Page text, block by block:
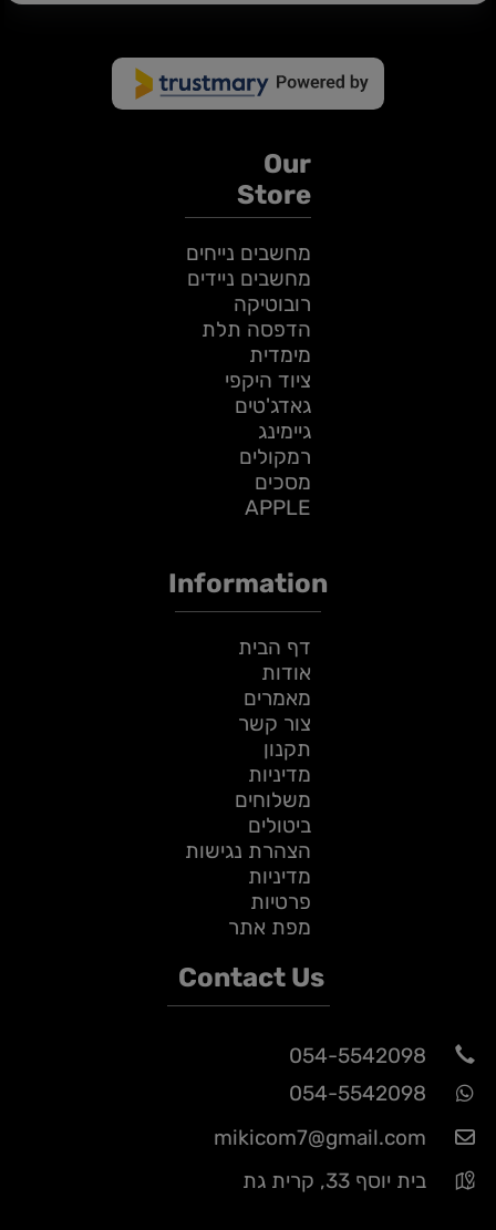
Our
Store
מחשבים נייחים
מחשבים ניידים
רובוטיקה
הדפסה תלת
מימדית
ציוד היקפי
גאדג'טים
גיימינג
רמקולים
מסכים
APPLE
Information
דף הבית
אודות
מאמרים
צור קשר
תקנון
מדיניות
משלוחים
ביטולים
הצהרת נגישות
מדיניות
פרטיות
מפת אתר
Contact Us
054-5542098
054-5542098
mikicom7@gmail.com
בית יוסף 33, קרית גת